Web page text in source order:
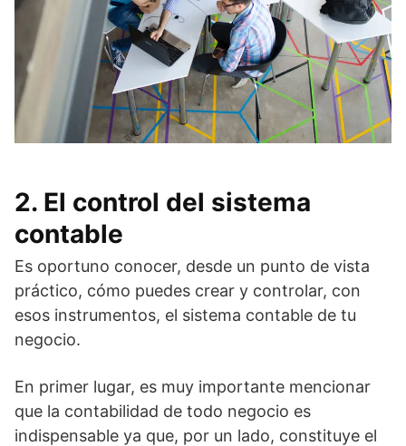
2. El control del sistema
contable
Es oportuno conocer, desde un punto de vista
práctico, cómo puedes crear y controlar, con
esos instrumentos, el sistema contable de tu
negocio.
En primer lugar, es muy importante mencionar
que la contabilidad de todo negocio es
indispensable ya que, por un lado, constituye el